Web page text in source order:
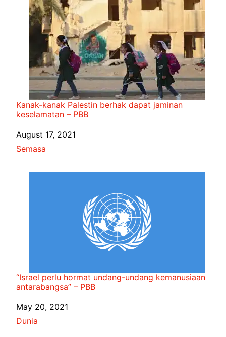
Kanak-kanak Palestin berhak dapat jaminan
keselamatan – PBB
Date
August 17, 2021
In relation to
Semasa
“Israel perlu hormat undang-undang kemanusiaan
antarabangsa” – PBB
Date
May 20, 2021
In relation to
Dunia